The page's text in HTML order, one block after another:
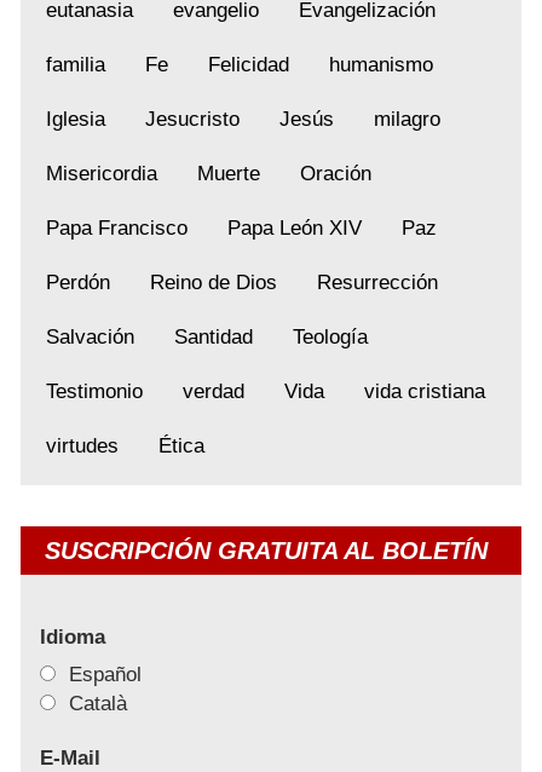
eutanasia evangelio Evangelización
familia Fe Felicidad humanismo
Iglesia Jesucristo Jesús milagro
Misericordia Muerte Oración
Papa Francisco Papa León XIV Paz
Perdón Reino de Dios Resurrección
Salvación Santidad Teología
Testimonio verdad Vida vida cristiana
virtudes Ética
SUSCRIPCIÓN GRATUITA AL BOLETÍN
Idioma
Español
Català
E-Mail